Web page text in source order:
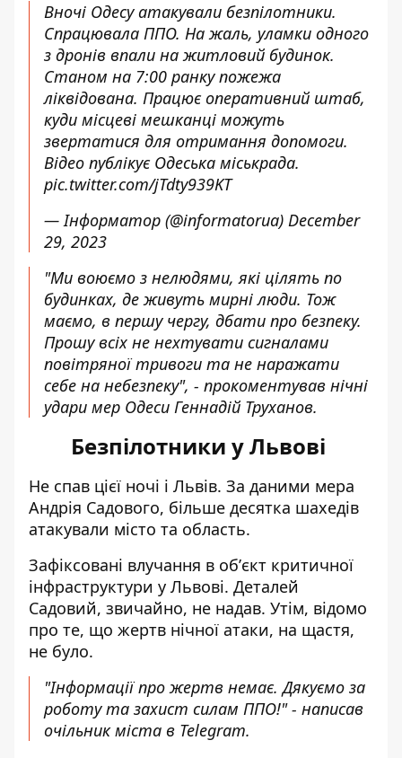
Вночі Одесу атакували безпілотники.
Спрацювала ППО. На жаль, уламки одного
з дронів впали на житловий будинок.
Станом на 7:00 ранку пожежа
ліквідована. Працює оперативний штаб,
куди місцеві мешканці можуть
звертатися для отримання допомоги.
Відео публікує Одеська міськрада.
pic.twitter.com/jTdty939KT
— Інформатор (@informatorua) December
29, 2023
"Ми воюємо з нелюдями, які цілять по
будинках, де живуть мирні люди. Тож
маємо, в першу чергу, дбати про безпеку.
Прошу всіх не нехтувати сигналами
повітряної тривоги та не наражати
себе на небезпеку", - прокоментував нічні
удари мер Одеси Геннадій Труханов.
Безпілотники у Львові
Не спав цієї ночі і Львів. За даними мера
Андрія Садового, більше десятка шахедів
атакували місто та область.
Зафіксовані влучання в обʼєкт критичної
інфраструктури у Львові. Деталей
Садовий, звичайно, не надав. Утім, відомо
про те, що жертв нічної атаки, на щастя,
не було.
"Інформації про жертв немає. Дякуємо за
роботу та захист силам ППО!" - написав
очільник міста в Telegram.